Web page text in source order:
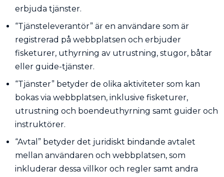
erbjuda tjänster.
“Tjänsteleverantör” är en användare som är
registrerad på webbplatsen och erbjuder
fisketurer, uthyrning av utrustning, stugor, båtar
eller guide-tjänster.
“Tjänster” betyder de olika aktiviteter som kan
bokas via webbplatsen, inklusive fisketurer,
utrustning och boendeuthyrning samt guider och
instruktörer.
“Avtal” betyder det juridiskt bindande avtalet
mellan användaren och webbplatsen, som
inkluderar dessa villkor och regler samt andra